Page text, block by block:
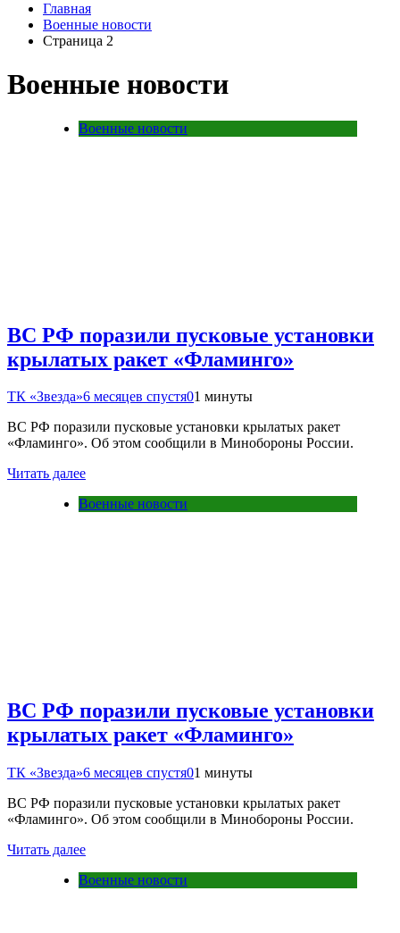
Главная
Военные новости
Страница 2
Военные новости
Военные новости
ВС РФ поразили пусковые установки
крылатых ракет «Фламинго»
ТК «Звезда»6 месяцев спустя01 минуты
ВС РФ поразили пусковые установки крылатых ракет
«Фламинго». Об этом сообщили в Минобороны России.
Читать далее
Военные новости
ВС РФ поразили пусковые установки
крылатых ракет «Фламинго»
ТК «Звезда»6 месяцев спустя01 минуты
ВС РФ поразили пусковые установки крылатых ракет
«Фламинго». Об этом сообщили в Минобороны России.
Читать далее
Военные новости